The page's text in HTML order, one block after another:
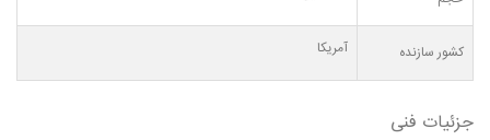
کشور سازنده آمریکا
جزئیات فنی